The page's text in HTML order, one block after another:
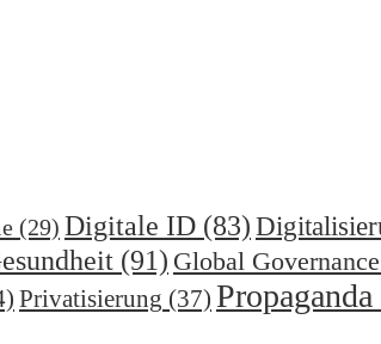
(29) Digitale ID (83)
(91) Global Governance
Privatisierung (37) Propaganda